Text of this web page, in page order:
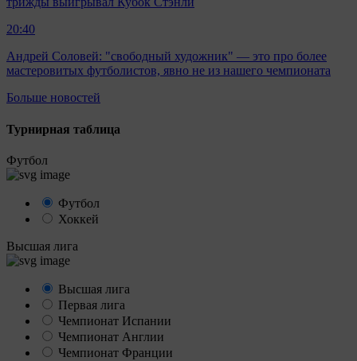
20:40
Андрей Соловей: "свободный художник" — это про более
мастеровитых футболистов, явно не из нашего чемпионата
Больше новостей
Турнирная таблица
Футбол
Футбол
Хоккей
Высшая лига
Высшая лига
Первая лига
Чемпионат Испании
Чемпионат Англии
Чемпионат Франции